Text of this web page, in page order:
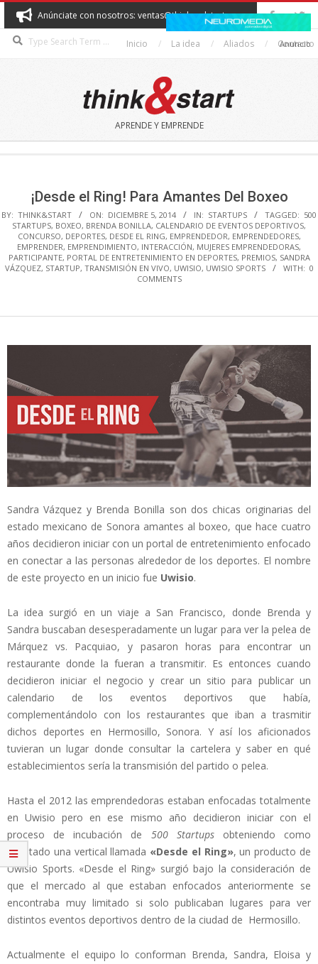
Skip
to
content
Anúnciate con nosotros: ventas@thinkandstart.com
Inicio La idea Aliados Contacto
THINK&START
APRENDE Y EMPRENDE
Anuncio
¡Desde el Ring! Para Amantes Del Boxeo
BY: THINK&START ON: DICIEMBRE 5, 2014 IN: STARTUPS TAGGED: 500
STARTUPS, BOXEO, BRENDA BONILLA, CALENDARIO DE EVENTOS DEPORTIVOS,
CONCURSO, DEPORTES, DESDE EL RING, EMPRENDEDOR, EMPRENDEDORES,
EMPRENDER, EMPRENDIMIENTO, INTERACCIÓN, MUJERES EMPRENDEDORAS,
PARTICIPANTE, PORTAL DE ENTRETENIMIENTO EN DEPORTES, PREMIOS, SANDRA
VÁZQUEZ, STARTUP, TRANSMISIÓN EN VIVO, UWISIO, UWISIO SPORTS WITH: 0
COMMENTS
Sandra Vázquez y Brenda Bonilla son dos chicas originarias del
estado mexicano de Sonora amantes al boxeo, que hace cuatro
años decidieron iniciar con un portal de entretenimiento enfocado
en conectar a las personas alrededor de los deportes. El nombre
de este proyecto en un inicio fue Uwisio.
La idea surgió en un viaje a San Francisco, donde Brenda y
Sandra buscaban desesperadamente un lugar para ver la pelea de
Márquez vs. Pacquiao, y pasaron horas para encontrar un
restaurante donde la fueran a transmitir. Es entonces cuando
decidieron iniciar el negocio y crear un sitio para publicar un
calendario de los eventos deportivos que había,
complementándolo con los restaurantes que iban a trasmitir
dichos deportes en Hermosillo, Sonora. Y así los aficionados
tuvieran un lugar donde consultar la cartelera y saber en qué
establecimientos sería la transmisión del partido o pelea.
Hasta el 2012 las emprendedoras estaban enfocadas totalmente
en Uwisio pero en ese mismo año decidieron iniciar con el
proceso de incubación de 500 Startupsobteniendo como
resultado una vertical llamada «Desde el Ring», un producto de
Uwisio Sports. «Desde el Ring» surgió bajo la consideración de
que el mercado al que estaban enfocados anteriormente se
encontraba muy limitado si solo publicaban lugares para ver
distintos eventos deportivos dentro de la ciudad de Hermosillo.
Actualmente el equipo lo conforman Brenda, Sandra, Eloisa y